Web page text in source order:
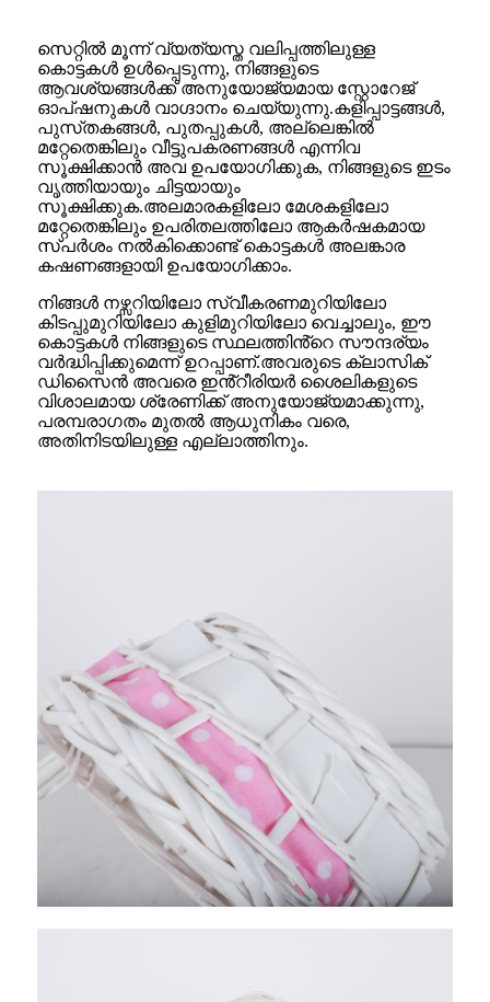
സെറ്റിൽ മൂന്ന് വ്യത്യസ്ത വലിപ്പത്തിലുള്ള
കൊട്ടകൾ ഉൾപ്പെടുന്നു, നിങ്ങളുടെ
ആവശ്യങ്ങൾക്ക് അനുയോജ്യമായ സ്റ്റോറേജ്
ഓപ്ഷനുകൾ വാഗ്ദാനം ചെയ്യുന്നു.കളിപ്പാട്ടങ്ങൾ,
പുസ്‌തകങ്ങൾ, പുതപ്പുകൾ, അല്ലെങ്കിൽ
മറ്റേതെങ്കിലും വീട്ടുപകരണങ്ങൾ എന്നിവ
സൂക്ഷിക്കാൻ അവ ഉപയോഗിക്കുക, നിങ്ങളുടെ ഇടം
വൃത്തിയായും ചിട്ടയായും
സൂക്ഷിക്കുക.അലമാരകളിലോ മേശകളിലോ
മറ്റേതെങ്കിലും ഉപരിതലത്തിലോ ആകർഷകമായ
സ്പർശം നൽകിക്കൊണ്ട് കൊട്ടകൾ അലങ്കാര
കഷണങ്ങളായി ഉപയോഗിക്കാം.
നിങ്ങൾ നഴ്സറിയിലോ സ്വീകരണമുറിയിലോ
കിടപ്പുമുറിയിലോ കുളിമുറിയിലോ വെച്ചാലും, ഈ
കൊട്ടകൾ നിങ്ങളുടെ സ്ഥലത്തിൻ്റെ സൗന്ദര്യം
വർദ്ധിപ്പിക്കുമെന്ന് ഉറപ്പാണ്.അവരുടെ ക്ലാസിക്
ഡിസൈൻ അവരെ ഇൻ്റീരിയർ ശൈലികളുടെ
വിശാലമായ ശ്രേണിക്ക് അനുയോജ്യമാക്കുന്നു,
പരമ്പരാഗതം മുതൽ ആധുനികം വരെ,
അതിനിടയിലുള്ള എല്ലാത്തിനും.